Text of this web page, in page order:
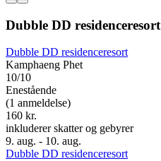
Dubble DD residenceresort
Dubble DD residenceresort
Kamphaeng Phet
10/10
Enestående
(1 anmeldelse)
160 kr.
inkluderer skatter og gebyrer
9. aug. - 10. aug.
Dubble DD residenceresort